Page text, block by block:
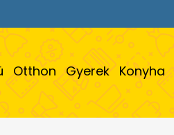
Otthon Gyerek Konyha